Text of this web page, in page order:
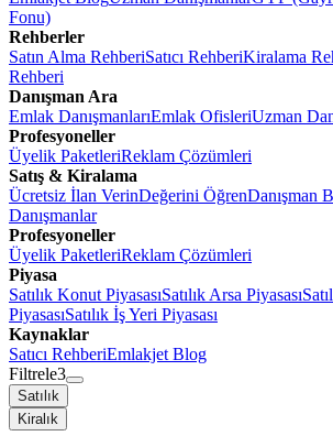
Fonu)
Rehberler
Satın Alma RehberiSatıcı RehberiKiralama
Rehberi
Danışman Ara
Emlak DanışmanlarıEmlak OfisleriUzman
Profesyoneller
Üyelik PaketleriReklam Çözümleri
Satış & Kiralama
Ücretsiz İlan VerinDeğerini ÖğrenDanışman
Danışmanlar
Profesyoneller
Üyelik PaketleriReklam Çözümleri
Piyasa
Satılık Konut PiyasasıSatılık Arsa Piyasası
PiyasasıSatılık İş Yeri Piyasası
Kaynaklar
Satıcı RehberiEmlakjet Blog
Filtrele3
Satılık
Kiralık